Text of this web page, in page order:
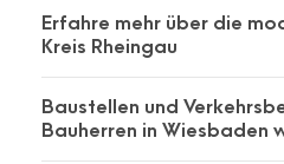
Erfahre mehr über die
Kreis Rheingau
Baustellen und
Bauherren in Wiesbaden